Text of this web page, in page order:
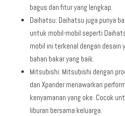
bagus dan fitur yang lengkap.
Daihatsu: Daihatsu juga punya
untuk mobil-mobil seperti
mobil ini terkenal dengan desain
bahan bakar yang baik.
Mitsubishi: Mitsubishi dengan
dan Xpander menawarkan
kenyamanan yang oke. Cocok
liburan bersama keluarga.